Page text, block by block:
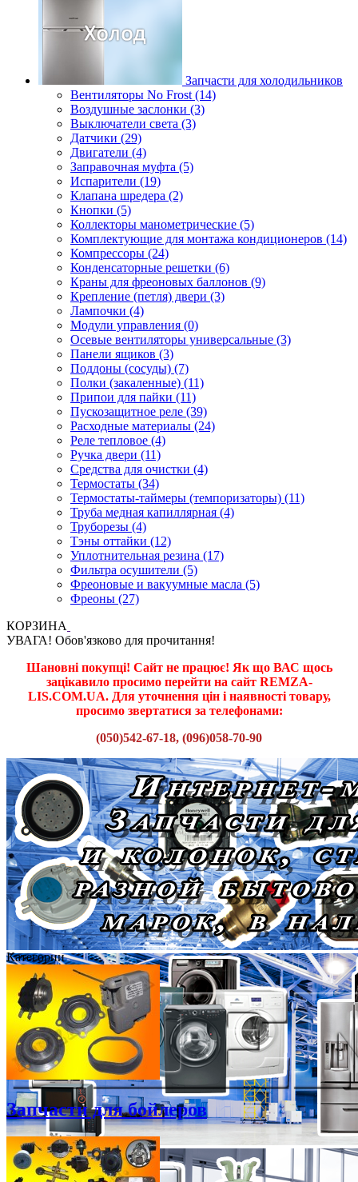
Запчасти для холодильников
Вентиляторы No Frost (14)
Воздушные заслонки (3)
Выключатели света (3)
Датчики (29)
Двигатели (4)
Заправочная муфта (5)
Испарители (19)
Клапана шредера (2)
Кнопки (5)
Коллекторы манометрические (5)
Комплектующие для монтажа кондиционеров (14)
Компрессоры (24)
Конденсаторные решетки (6)
Краны для фреоновых баллонов (9)
Крепление (петля) двери (3)
Лампочки (4)
Модули управления (0)
Осевые вентиляторы универсальные (3)
Панели ящиков (3)
Поддоны (сосуды) (7)
Полки (закаленные) (11)
Припои для пайки (11)
Пускозащитное реле (39)
Расходные материалы (24)
Реле тепловое (4)
Ручка двери (11)
Средства для очистки (4)
Термостаты (34)
Термостаты-таймеры (темпоризаторы) (11)
Труба медная капиллярная (4)
Труборезы (4)
Тэны оттайки (12)
Уплотнительная резина (17)
Фильтра осушители (5)
Фреоновые и вакуумные масла (5)
Фреоны (27)
КОРЗИНА
УВАГА! Обов'язково для прочитання!
Шановні покупці! Сайт не працює! Як що ВАС щось
зацікавило просимо перейти на сайт REMZA-
LIS.COM.UA. Для уточнення цін і наявності товару,
просимо звертатися за телефонами:
(050)542-67-18, (096)058-70-90
Категории
Запчасти для бойлеров